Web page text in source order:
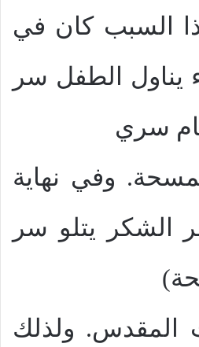
السبب كان في
يناول الطفل سر
سري
وفي نهاية
الشكر يتلو سر
المقدس. ولذلك